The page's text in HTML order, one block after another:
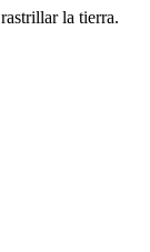
la tierra.